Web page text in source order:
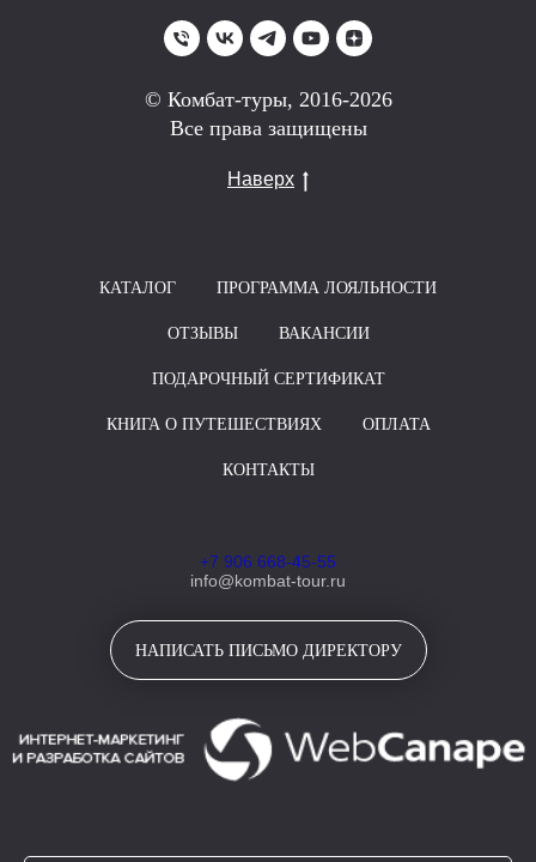
© Комбат-туры, 2016-2026
Все права защищены
Наверх
КАТАЛОГ ПРОГРАММА ЛОЯЛЬНОСТИ
ОТЗЫВЫ ВАКАНСИИ
ПОДАРОЧНЫЙ СЕРТИФИКАТ
КНИГА О ПУТЕШЕСТВИЯХ ОПЛАТА
КОНТАКТЫ
+7 906 668-45-55
info@kombat-tour.ru
НАПИСАТЬ ПИСЬМО ДИРЕКТОРУ